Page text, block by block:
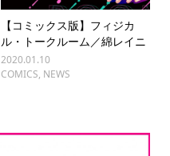
【コミックス版】フィジカ
ル・トークルーム／綿レイニ
2020.01.10
COMICS, NEWS